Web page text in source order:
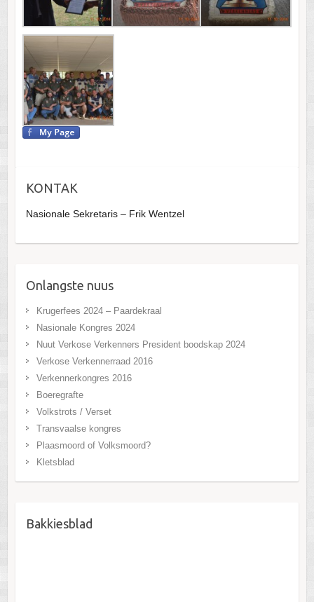
KONTAK
Nasionale Sekretaris – Frik Wentzel
Onlangste nuus
Krugerfees 2024 – Paardekraal
Nasionale Kongres 2024
Nuut Verkose Verkenners President boodskap 2024
Verkose Verkennerraad 2016
Verkennerkongres 2016
Boeregrafte
Volkstrots / Verset
Transvaalse kongres
Plaasmoord of Volksmoord?
Kletsblad
Bakkiesblad